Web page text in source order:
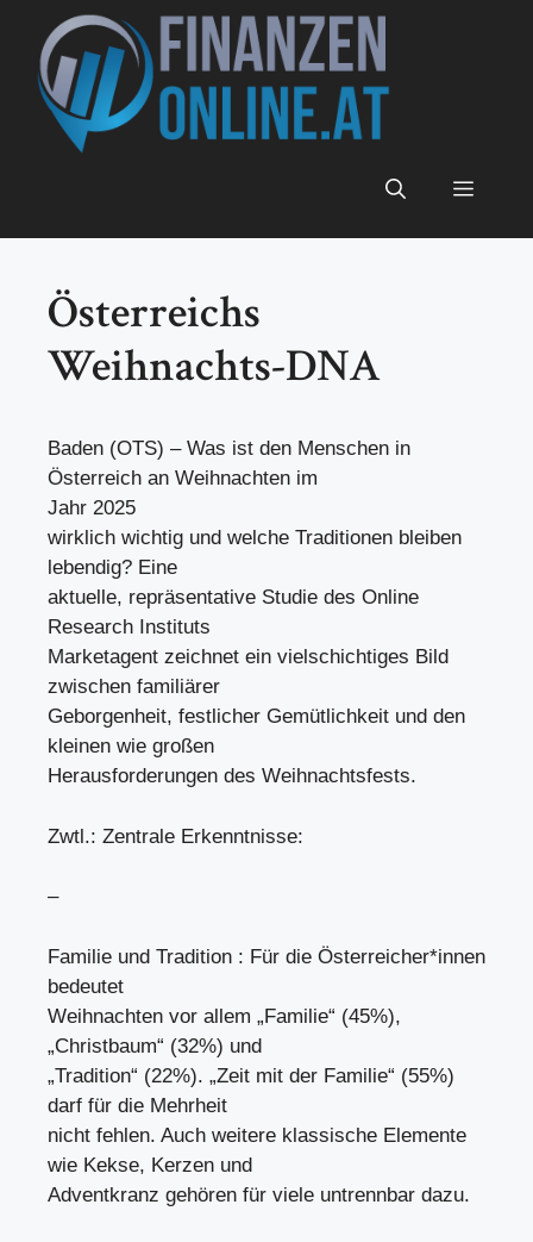
Inhalt
springen
Menü
Österreichs
Weihnachts-DNA
Baden (OTS) – Was ist den Menschen in
Österreich an Weihnachten im
Jahr 2025
wirklich wichtig und welche Traditionen bleiben
lebendig? Eine
aktuelle, repräsentative Studie des Online
Research Instituts
Marketagent zeichnet ein vielschichtiges Bild
zwischen familiärer
Geborgenheit, festlicher Gemütlichkeit und den
kleinen wie großen
Herausforderungen des Weihnachtsfests.
Zwtl.: Zentrale Erkenntnisse:
–
Familie und Tradition : Für die Österreicher*innen
bedeutet
Weihnachten vor allem „Familie“ (45%),
„Christbaum“ (32%) und
„Tradition“ (22%). „Zeit mit der Familie“ (55%)
darf für die Mehrheit
nicht fehlen. Auch weitere klassische Elemente
wie Kekse, Kerzen und
Adventkranz gehören für viele untrennbar dazu.